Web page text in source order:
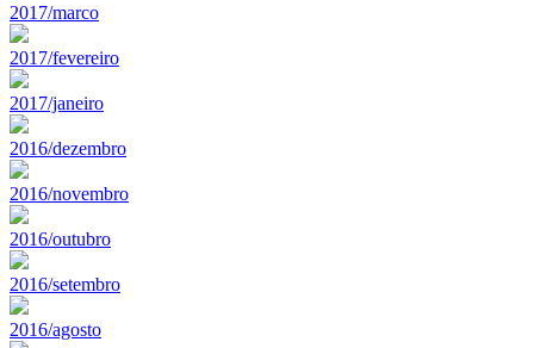
2017/marco
2017/fevereiro
2017/janeiro
2016/dezembro
2016/novembro
2016/outubro
2016/setembro
2016/agosto